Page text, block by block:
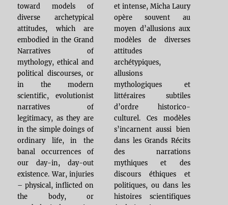
toward models of
diverse archetypical
attitudes, which are
embodied in the Grand
Narratives of
mythology, ethical and
political discourses, or
in the modern
scientific, evolutionist
narratives of
legitimacy, as they are
in the simple doings of
ordinary life, in the
banal occurrences of
our day-in, day-out
existence. War, injuries
– physical, inflicted on
the body, or
et intense, Micha Laury
opère souvent au
moyen d’allusions aux
modèles de diverses
attitudes
archétypiques,
allusions
mythologiques et
littéraires subtiles
d’ordre historico-
culturel. Ces modèles
s’incarnent aussi bien
dans les Grands Récits
des narrations
mythiques et des
discours éthiques et
politiques, ou dans les
histoires scientifiques